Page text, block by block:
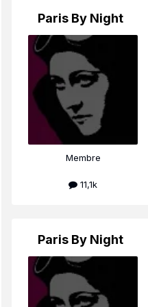
Paris By Night
Membre
11,1k
Paris By Night